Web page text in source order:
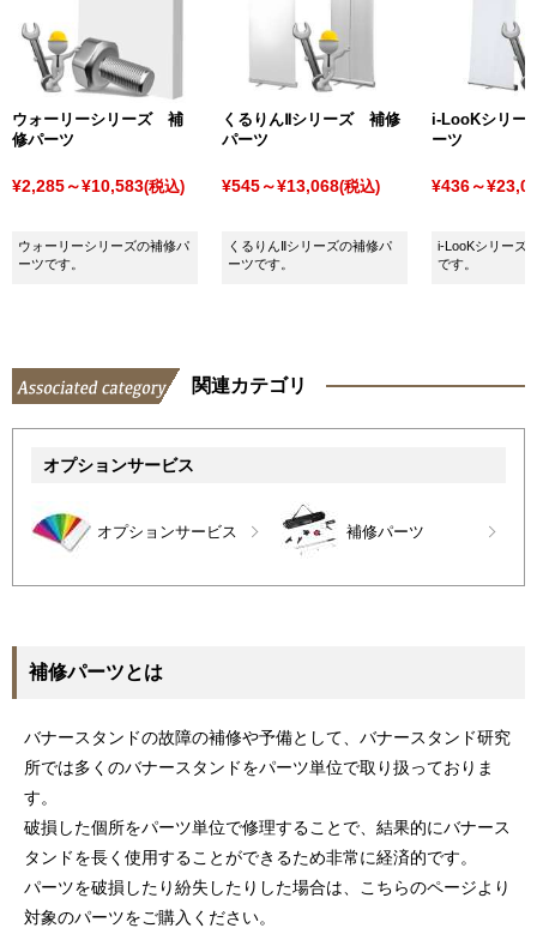
ウォーリーシリーズ 補
修パーツ
¥2,285～¥10,583(税込)
ウォーリーシリーズの補修パ
ーツです。
くるりんⅡシリーズ 補修
パーツ
¥545～¥13,068(税込)
くるりんⅡシリーズの補修パ
ーツです。
i-LooKシリー
ーツ
¥436～
i-LooKシリーズ
です。
関連カテゴリ
オプションサービス
オプションサービス 補修パーツ
補修パーツとは
バナースタンドの故障の補修や予備として、バナースタンド研究
所では多くのバナースタンドをパーツ単位で取り扱っておりま
す。
破損した個所をパーツ単位で修理することで、結果的にバナース
タンドを長く使用することができるため非常に経済的です。
パーツを破損したり紛失したりした場合は、こちらのページより
対象のパーツをご購入ください。